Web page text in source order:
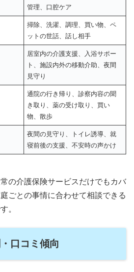
管理、口腔ケア
掃除、洗濯、調理、買い物、ペ
ットの世話、話し相手
居室内の介護支援、入浴サポー
ト、施設内外の移動介助、夜間
見守り
通院の行き帰り、診察内容の聞
き取り、薬の受け取り、買い
物、散歩
夜間の見守り、トイレ誘導、就
寝前後の支援、不安時の声かけ
の介護保険サービスだけでもカバ
ごとの事情に合わせて相談できる
。
口コミ傾向